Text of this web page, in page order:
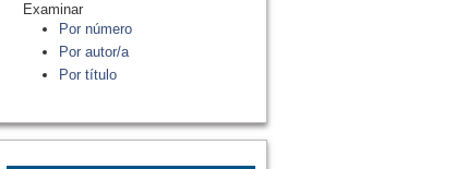
Examinar
Por número
Por autor/a
Por título